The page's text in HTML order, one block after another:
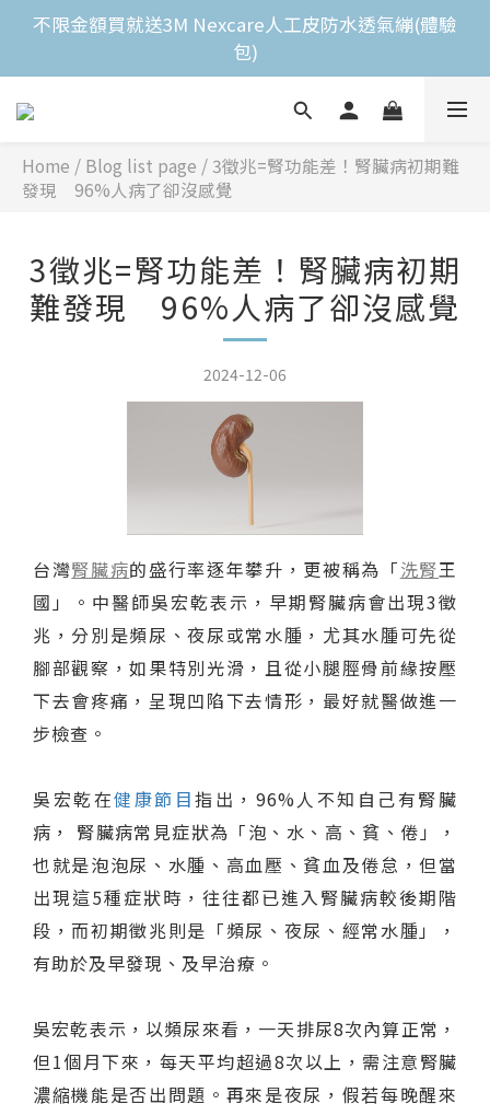
全館滿$2,000免運費
不限金額買就送3M Nexcare人工皮防水透氣繃(體驗
包)
全館滿$2,000免運費
Home / Blog list page /3徵兆=腎功能差！腎臟病初期難
發現 96%人病了卻沒感覺
3徵兆=腎功能差！腎臟病初期
難發現 96%人病了卻沒感覺
2024-12-06
台灣腎臟病的盛行率逐年攀升，更被稱為「洗腎王
國」。中醫師吳宏乾表示，早期腎臟病會出現3徵
兆，分別是頻尿、夜尿或常水腫，尤其水腫可先從
腳部觀察，如果特別光滑，且從小腿脛骨前緣按壓
下去會疼痛，呈現凹陷下去情形，最好就醫做進一
步檢查。
吳宏乾在健康節目指出，96%人不知自己有腎臟
病， 腎臟病常見症狀為「泡、水、高、貧、倦」，
也就是泡泡尿、水腫、高血壓、貧血及倦怠，但當
出現這5種症狀時，往往都已進入腎臟病較後期階
段，而初期徵兆則是「頻尿、夜尿、經常水腫」，
有助於及早發現、及早治療。
吳宏乾表示，以頻尿來看，一天排尿8次內算正常，
但1個月下來，每天平均超過8次以上，需注意腎臟
濃縮機能是否出問題。再來是夜尿，假若每晚醒來